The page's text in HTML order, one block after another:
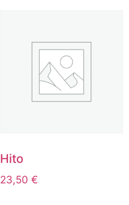
Hito
23,50 €